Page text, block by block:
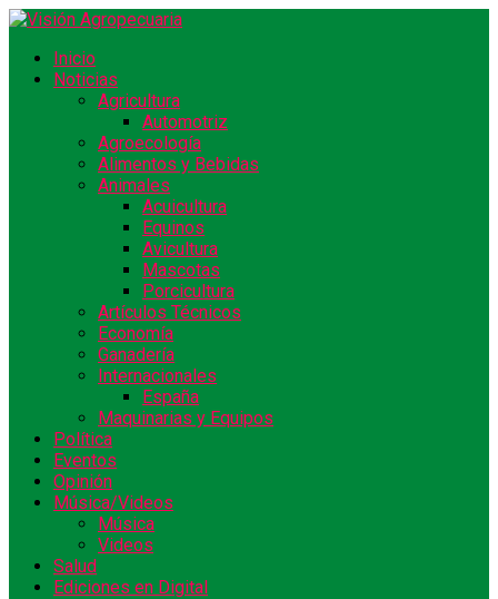
Inicio
Noticias
Agricultura
Automotriz
Agroecología
Alimentos y Bebidas
Animales
Acuicultura
Equinos
Avicultura
Mascotas
Porcicultura
Artículos Técnicos
Economía
Ganadería
Internacionales
España
Maquinarias y Equipos
Política
Eventos
Opinión
Música/Videos
Música
Videos
Salud
Ediciones en Digital